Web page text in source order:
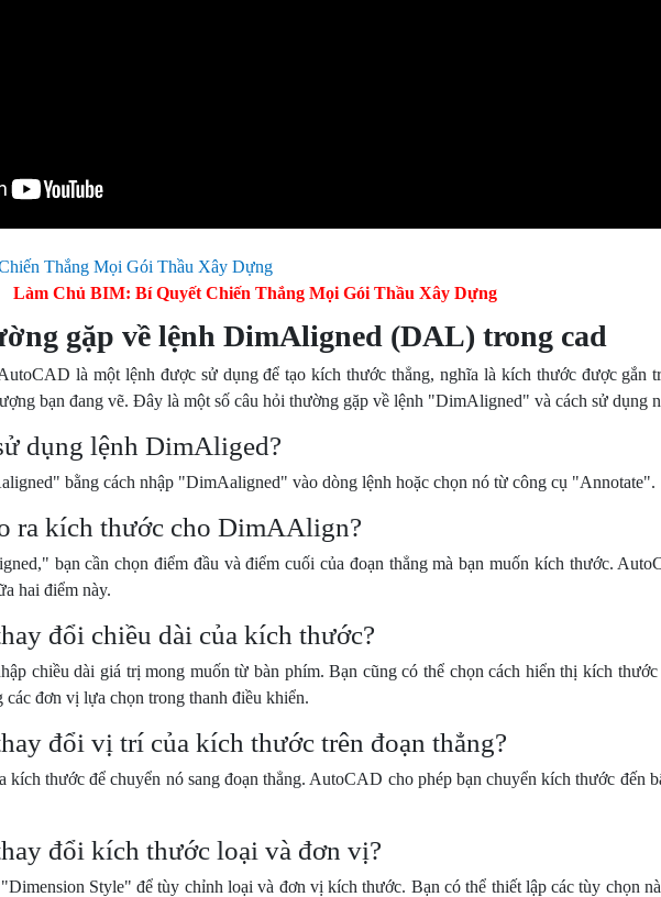
Làm Chủ BIM: Bí Quyết Chiến Thắng Mọi Gói Thầu Xây Dựng
gặp về lệnh DimAligned (DAL) trong cad
là một lệnh được sử dụng để tạo kích thước thẳng, nghĩa là kích thước được gắn
bạn đang vẽ. Đây là một số câu hỏi thường gặp về lệnh "DimAligned" và cách sử dụng
dụng lệnh DimAliged?
bằng cách nhập "DimAaligned" vào dòng lệnh hoặc chọn nó từ công cụ "Annotate".
ra kích thước cho DimAAlign?
bạn cần chọn điểm đầu và điểm cuối của đoạn thẳng mà bạn muốn kích thước.
hai điểm này.
đổi chiều dài của kích thước?
chiều dài giá trị mong muốn từ bàn phím. Bạn cũng có thể chọn cách hiển thị kích thước
các đơn vị lựa chọn trong thanh điều khiển.
đổi vị trí của kích thước trên đoạn thẳng?
kích thước để chuyển nó sang đoạn thẳng. AutoCAD cho phép bạn chuyển kích thước đến
đổi kích thước loại và đơn vị?
Style" để tùy chỉnh loại và đơn vị kích thước. Bạn có thể thiết lập các tùy chọn